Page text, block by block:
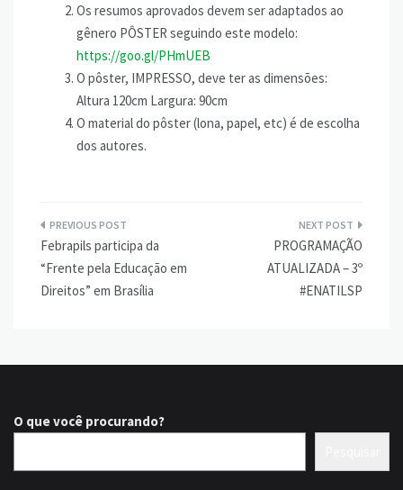
Os resumos aprovados devem ser adaptados ao
gênero PÔSTER seguindo este modelo:
https://goo.gl/PHmUEB
O pôster, IMPRESSO, deve ter as dimensões:
Altura 120cm Largura: 90cm
O material do pôster (lona, papel, etc) é de escolha
dos autores.
Navegação
de
Post
Febrapils participa da
“Frente pela Educação em
Direitos” em Brasília
PROGRAMAÇÃO
ATUALIZADA – 3º
#ENATILSP
O que você procurando?